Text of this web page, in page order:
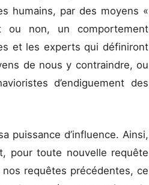
humains, par des moyens «
ou non, un comportement
et les experts qui définiront
de nous y contraindre, ou
d’endiguement des
puissance d’influence. Ainsi,
pour toute nouvelle requête
requêtes précédentes, ce